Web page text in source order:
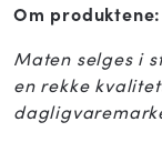
Om produktene:
Maten selges i
en rekke